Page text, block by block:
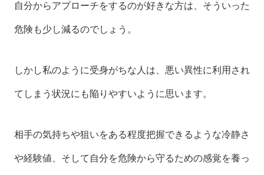
自分からアプローチをするのが好きな方は、そういった
危険も少し減るのでしょう。
しかし私のように受身がちな人は、悪い異性に利用され
てしまう状況にも陥りやすいように思います。
相手の気持ちや狙いをある程度把握できるような冷静さ
や経験値、そして自分を危険から守るための感覚を養っ